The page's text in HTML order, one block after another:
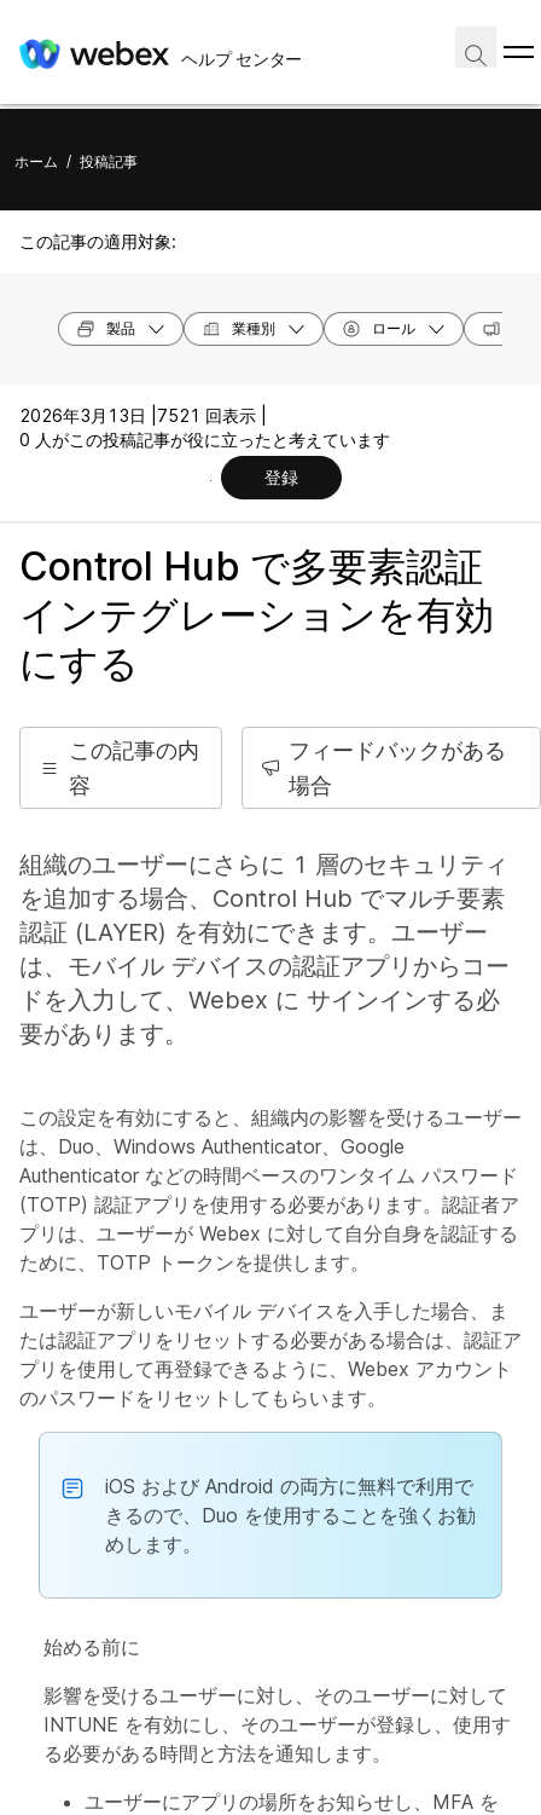
ヘルプ センター
ホーム / 投稿記事
この記事の適用対象:
製品 業種別 ロール
2026年3月13日 | 7521 回表示 |
0 人がこの投稿記事が役に立ったと考えています
登録
Control Hub で多要素認証
インテグレーションを有効
にする
この記事の内
容
フィードバックがある
場合
組織のユーザーにさらに 1 層のセキュリティ
を追加する場合、Control Hub でマルチ要素
認証 (LAYER) を有効にできます。ユーザー
は、モバイル デバイスの認証アプリからコー
ドを入力して、Webex に サインインする必
要があります。
この設定を有効にすると、組織内の影響を受けるユーザー
は、Duo、Windows Authenticator、Google
Authenticator などの時間ベースのワンタイム パスワード
(TOTP) 認証アプリを使用する必要があります。認証者ア
プリは、ユーザーが Webex に対して自分自身を認証する
ために、TOTP トークンを提供します。
ユーザーが新しいモバイル デバイスを入手した場合、ま
たは認証アプリをリセットする必要がある場合は、認証ア
プリを使用して再登録できるように、Webex アカウント
のパスワードをリセットしてもらいます。
iOS および Android の両方に無料で利用で
きるので、Duo を使用することを強くお勧
めします。
始める前に
影響を受けるユーザーに対し、そのユーザーに対して
INTUNE を有効にし、そのユーザーが登録し、使用す
る必要がある時間と方法を通知します。
ユーザーにアプリの場所をお知らせし、MFA を